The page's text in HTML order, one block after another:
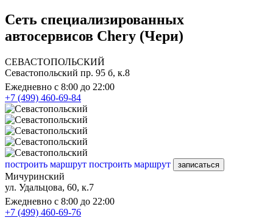
Сеть специализированных
автосервисов Chery (Чери)
СЕВАСТОПОЛЬСКИЙ
Севастопольский пр. 95 б, к.8
Ежедневно с 8:00 до 22:00
+7 (499) 460-69-84
построить маршрут построить маршрут записаться
Мичуринский
ул. Удальцова, 60, к.7
Ежедневно с 8:00 до 22:00
+7 (499) 460-69-76